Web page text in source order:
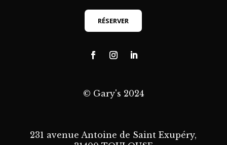
RÉSERVER
© Gary's 2024
231 avenue Antoine de Saint Exupéry,